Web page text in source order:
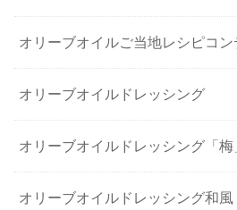
オリーブオイルご当地レシピコン
オリーブオイルドレッシング
オリーブオイルドレッシング「梅
オリーブオイルドレッシング和風